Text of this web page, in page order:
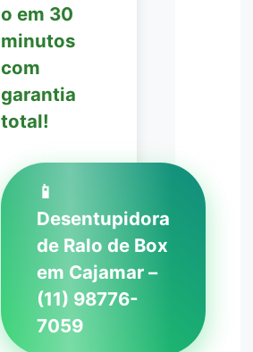
o em 30
minutos
com
garantia
total!
📱
Desentupidora
de Ralo de Box
em Cajamar –
(11) 98776-
7059